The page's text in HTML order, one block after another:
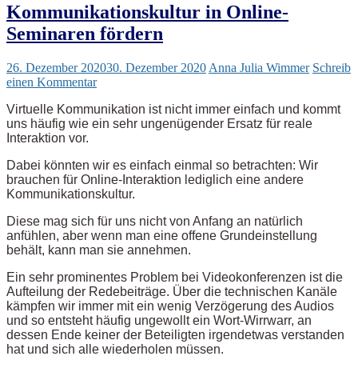
Kommunikationskultur in Online-
Seminaren fördern
26. Dezember 202030. Dezember 2020 Anna Julia Wimmer Schreib
einen Kommentar
Virtuelle Kommunikation ist nicht immer einfach und kommt
uns häufig wie ein sehr ungenügender Ersatz für reale
Interaktion vor.
Dabei könnten wir es einfach einmal so betrachten: Wir
brauchen für Online-Interaktion lediglich eine andere
Kommunikationskultur.
Diese mag sich für uns nicht von Anfang an natürlich
anfühlen, aber wenn man eine offene Grundeinstellung
behält, kann man sie annehmen.
Ein sehr prominentes Problem bei Videokonferenzen ist die
Aufteilung der Redebeiträge. Über die technischen Kanäle
kämpfen wir immer mit ein wenig Verzögerung des Audios
und so entsteht häufig ungewollt ein Wort-Wirrwarr, an
dessen Ende keiner der Beteiligten irgendetwas verstanden
hat und sich alle wiederholen müssen.